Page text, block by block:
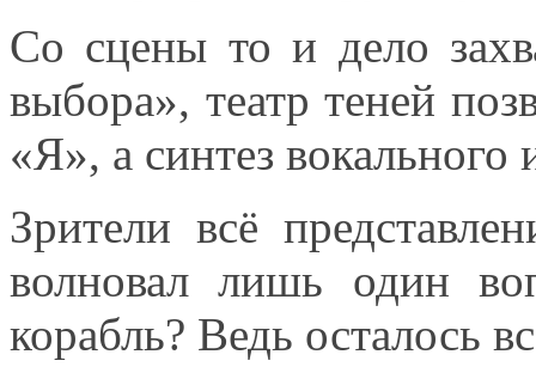
Со сцены то и дело
выбора», театр теней
«Я», а синтез вокального
Зрители всё
волновал лишь один
корабль? Ведь осталось